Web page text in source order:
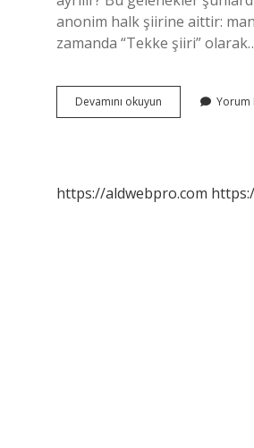
anonim halk şiirine aittir:
zamanda “Tekke şiiri”
Devamını okuyun
Tarzı
Yorum
https://aldwebpro.com